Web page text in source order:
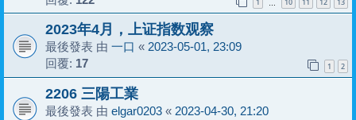
1 … 10 11 12 13
2023年4月，上证指数观察
最後發表 由 一口 « 2023-05-01, 23:09
回覆: 17 1 2
2206 三陽工業
最後發表 由 elgar0203 « 2023-04-30, 21:20